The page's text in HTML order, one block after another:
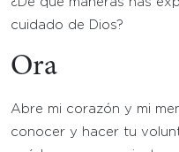
cuidado de Dios?
Ora
Abre mi corazón y mi
conocer y hacer tu